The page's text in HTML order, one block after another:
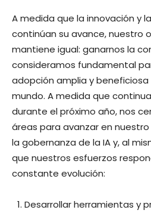
A medida que la innovación y
continúan su avance, nuestro
mantiene igual: ganarnos la
consideramos fundamental
adopción amplia y
mundo. A medida que
durante el próximo año, nos
áreas para avanzar en
la gobernanza de la IA y, al
que nuestros esfuerzos
constante evolución:
Desarrollar herramientas y